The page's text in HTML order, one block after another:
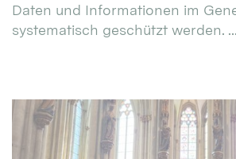
Daten und Informationen im
systematisch geschützt werden. ...